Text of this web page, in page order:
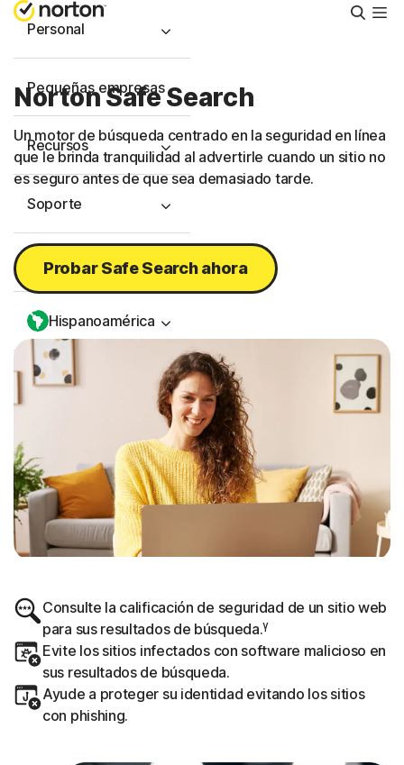
Personal
Pequeñas empresas
Recursos
Soporte
Prueba gratis
Hispanoamérica
Iniciar sesión
Norton Safe Search
Un motor de búsqueda centrado en la seguridad en línea
que le brinda tranquilidad al advertirle cuando un sitio no
es seguro antes de que sea demasiado tarde.
Probar Safe Search ahora
Consulte la calificación de seguridad de un sitio web
para sus resultados de búsqueda.γ
Evite los sitios infectados con software malicioso en
sus resultados de búsqueda.
Ayude a proteger su identidad evitando los sitios
con phishing.